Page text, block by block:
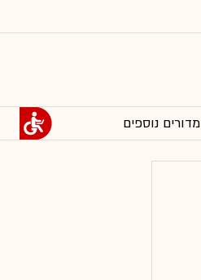
מדורים נוספים